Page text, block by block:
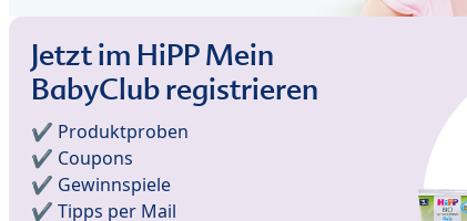
Jetzt im HiPP Mein
BabyClub registrieren
✔️ Produktproben
✔️ Coupons
✔️ Gewinnspiele
✔️ Tipps per Mail